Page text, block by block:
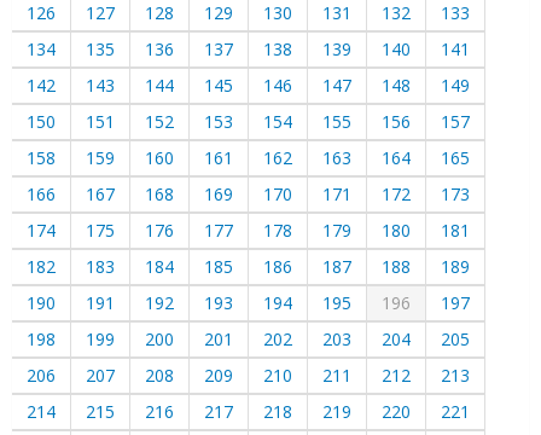
126
127 128 129 130 131 132
133
134
135 136 137 138 139 140
141
142
143 144 145 146 147 148
149
150
151 152 153 154 155 156
157
158
159 160 161 162 163 164
165
166
167 168 169 170 171 172
173
174
175 176 177 178 179 180
181
182
183 184 185 186 187 188
189
190
191 192 193 194 195 196
197
198
199 200 201 202 203 204
205
206
207 208 209 210 211 212
213
214
215 216 217 218 219 220
221